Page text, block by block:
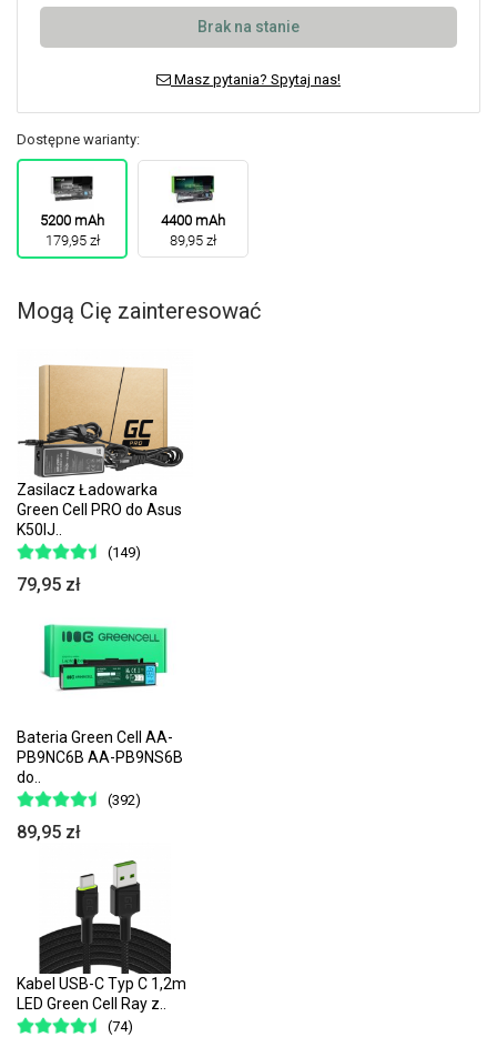
Brak na stanie
Masz pytania? Spytaj nas!
Dostępne warianty:
5200 mAh
179,95 zł
4400 mAh
89,95 zł
Mogą Cię zainteresować
Zasilacz Ładowarka
Green Cell PRO do Asus
K50IJ..
(149)
79,95 zł
Bateria Green Cell AA-
PB9NC6B AA-PB9NS6B
do..
(392)
89,95 zł
Kabel USB-C Typ C 1,2m
LED Green Cell Ray z..
(74)